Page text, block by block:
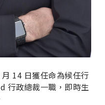
14 日獲任命為候任行
行政總裁一職，即時生